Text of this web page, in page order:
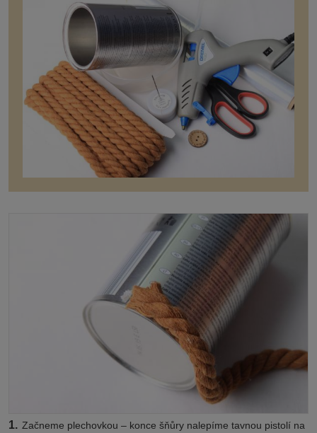
1. Začneme plechovkou – konce šňůry nalepíme tavnou pistolí na